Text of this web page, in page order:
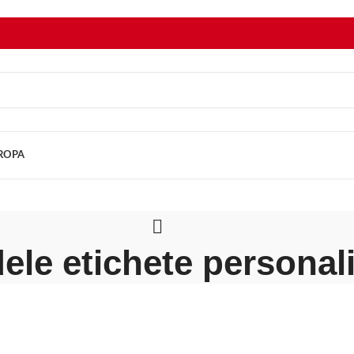
etichete